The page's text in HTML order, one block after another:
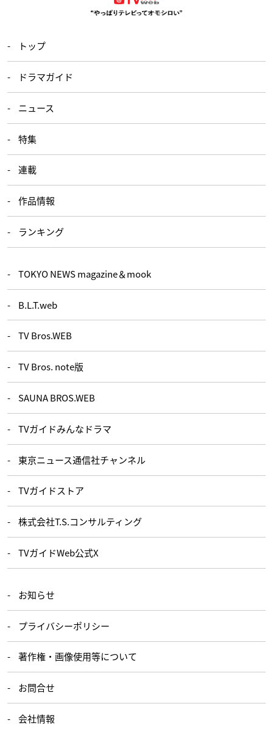
トップ
ドラマガイド
ニュース
特集
連載
作品情報
ランキング
TOKYO NEWS magazine＆mook
B.L.T.web
TV Bros.WEB
TV Bros. note版
SAUNA BROS.WEB
TVガイドみんなドラマ
東京ニュース通信社チャンネル
TVガイドストア
株式会社T.S.コンサルティング
TVガイドWeb公式X
お知らせ
プライバシーポリシー
著作権・画像使用等について
お問合せ
会社情報